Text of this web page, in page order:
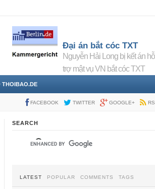
Đại án bắt cóc TXT
Nguyễn Hải Long bị kết án hỗ
trợ mật vụ VN bắt cóc TXT
THOIBAO.DE
FACEBOOK TWITTER GOOGLE+
SEARCH
LATEST POPULAR COMMENTS TAGS